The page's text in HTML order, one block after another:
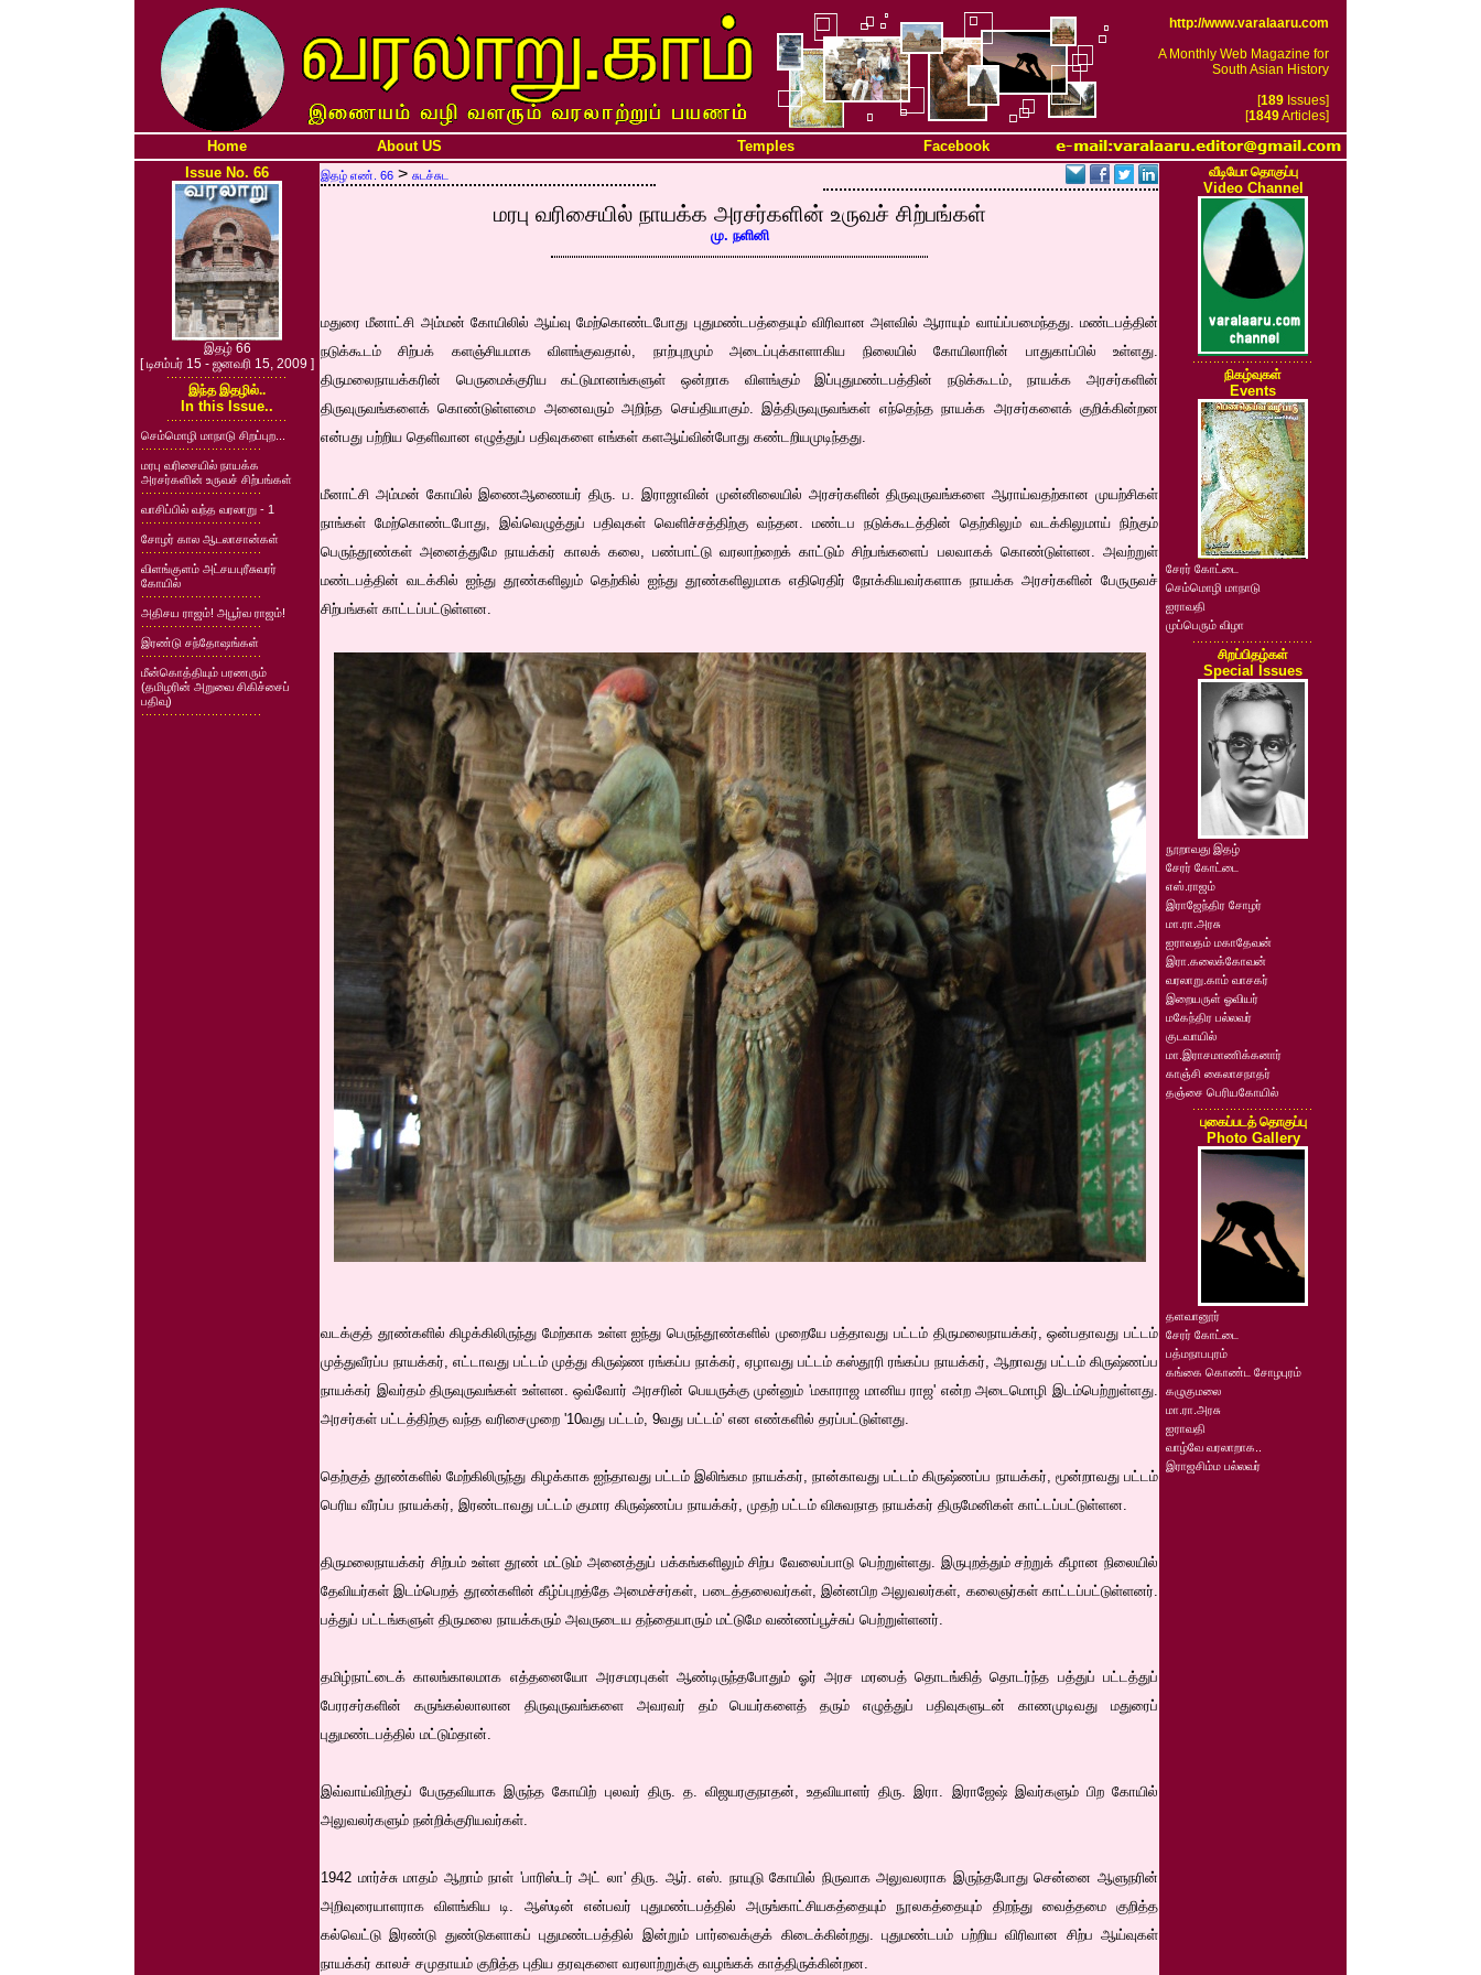
http://www.varalaaru.com
A Monthly Web Magazine for
South Asian History
[189Issues]
[1849Articles]
Home About US Temples
Facebook
Issue No. 66
இதழ் 66
[ டிசம்பர் 15 - ஜனவரி 15, 2009 ]
இந்த இதழில்..
In this Issue..
செம்மொழி மாநாடு சிறப்புற...
மரபு வரிசையில் நாயக்க
அரசர்களின் உருவச் சிற்பங்கள்
வாசிப்பில் வந்த வரலாறு - 1
சோழர் கால ஆடலாசான்கள்
விளங்குளம் அட்சயபுரீசுவரர்
கோயில்
அதிசய ராஜம்! அபூர்வ ராஜம்!
இரண்டு சந்தோஷங்கள்
மீன்கொத்தியும் பரணரும்
(தமிழரின் அறுவை சிகிச்சைப்
பதிவு)
இதழ் எண். 66 > சுடச்சுட
மரபு வரிசையில் நாயக்க அரசர்களின் உருவச் சிற்பங்கள்
மு. நளினி
மதுரை மீனாட்சி அம்மன் கோயிலில் ஆய்வு மேற்கொண்டபோது புதுமண்டபத்தையும் விரிவான அளவில் ஆராயும் வாய்ப்பமைந்தது. மண்டபத்தின்
நடுக்கூடம் சிற்பக் களஞ்சியமாக விளங்குவதால், நாற்புறமும் அடைப்புக்காளாகிய நிலையில் கோயிலாரின் பாதுகாப்பில் உள்ளது.
திருமலைநாயக்கரின் பெருமைக்குரிய கட்டுமானங்களுள் ஒன்றாக விளங்கும் இப்புதுமண்டபத்தின் நடுக்கூடம், நாயக்க அரசர்களின்
திருவுருவங்களைக் கொண்டுள்ளமை அனைவரும் அறிந்த செய்தியாகும். இத்திருவுருவங்கள் எந்தெந்த நாயக்க அரசர்களைக் குறிக்கின்றன
என்பது பற்றிய தெளிவான எழுத்துப் பதிவுகளை எங்கள் களஆய்வின்போது கண்டறியமுடிந்தது.
மீனாட்சி அம்மன் கோயில் இணைஆணையர் திரு. ப. இராஜாவின் முன்னிலையில் அரசர்களின் திருவுருவங்களை ஆராய்வதற்கான முயற்சிகள்
நாங்கள் மேற்கொண்டபோது, இவ்வெழுத்துப் பதிவுகள் வெளிச்சத்திற்கு வந்தன. மண்டப நடுக்கூடத்தின் தெற்கிலும் வடக்கிலுமாய் நிற்கும்
பெருந்தூண்கள் அனைத்துமே நாயக்கர் காலக் கலை, பண்பாட்டு வரலாற்றைக் காட்டும் சிற்பங்களைப் பலவாகக் கொண்டுள்ளன. அவற்றுள்
மண்டபத்தின் வடக்கில் ஐந்து தூண்களிலும் தெற்கில் ஐந்து தூண்களிலுமாக எதிரெதிர் நோக்கியவர்களாக நாயக்க அரசர்களின் பேருருவச்
சிற்பங்கள் காட்டப்பட்டுள்ளன.
வடக்குத் தூண்களில் கிழக்கிலிருந்து மேற்காக உள்ள ஐந்து பெருந்தூண்களில் முறையே பத்தாவது பட்டம் திருமலைநாயக்கர், ஒன்பதாவது பட்டம்
முத்துவீரப்ப நாயக்கர், எட்டாவது பட்டம் முத்து கிருஷ்ண ரங்கப்ப நாக்கர், ஏழாவது பட்டம் கஸ்தூரி ரங்கப்ப நாயக்கர், ஆறாவது பட்டம் கிருஷ்ணப்ப
நாயக்கர் இவர்தம் திருவுருவங்கள் உள்ளன. ஒவ்வோர் அரசரின் பெயருக்கு முன்னும் 'மகாராஜ மானிய ராஜ' என்ற அடைமொழி இடம்பெற்றுள்ளது.
அரசர்கள் பட்டத்திற்கு வந்த வரிசைமுறை '10வது பட்டம், 9வது பட்டம்' என எண்களில் தரப்பட்டுள்ளது.
தெற்குத் தூண்களில் மேற்கிலிருந்து கிழக்காக ஐந்தாவது பட்டம் இலிங்கம நாயக்கர், நான்காவது பட்டம் கிருஷ்ணப்ப நாயக்கர், மூன்றாவது பட்டம்
பெரிய வீரப்ப நாயக்கர், இரண்டாவது பட்டம் குமார கிருஷ்ணப்ப நாயக்கர், முதற் பட்டம் விசுவநாத நாயக்கர் திருமேனிகள் காட்டப்பட்டுள்ளன.
திருமலைநாயக்கர் சிற்பம் உள்ள தூண் மட்டும் அனைத்துப் பக்கங்களிலும் சிற்ப வேலைப்பாடு பெற்றுள்ளது. இருபுறத்தும் சற்றுக் கீழான நிலையில்
தேவியர்கள் இடம்பெறத் தூண்களின் கீழ்ப்புறத்தே அமைச்சர்கள், படைத்தலைவர்கள், இன்னபிற அலுவலர்கள், கலைஞர்கள் காட்டப்பட்டுள்ளனர்.
பத்துப் பட்டங்களுள் திருமலை நாயக்கரும் அவருடைய தந்தையாரும் மட்டுமே வண்ணப்பூச்சுப் பெற்றுள்ளனர்.
தமிழ்நாட்டைக் காலங்காலமாக எத்தனையோ அரசமரபுகள் ஆண்டிருந்தபோதும் ஓர் அரச மரபைத் தொடங்கித் தொடர்ந்த பத்துப் பட்டத்துப்
பேரரசர்களின் கருங்கல்லாலான திருவுருவங்களை அவரவர் தம் பெயர்களைத் தரும் எழுத்துப் பதிவுகளுடன் காணமுடிவது மதுரைப்
புதுமண்டபத்தில் மட்டும்தான்.
இவ்வாய்விற்குப் பேருதவியாக இருந்த கோயிற் புலவர் திரு. த. விஜயரகுநாதன், உதவியாளர் திரு. இரா. இராஜேஷ் இவர்களும் பிற கோயில்
அலுவலர்களும் நன்றிக்குரியவர்கள்.
1942 மார்ச்சு மாதம் ஆறாம் நாள் 'பாரிஸ்டர் அட் லா' திரு. ஆர். எஸ். நாயுடு கோயில் நிருவாக அலுவலராக இருந்தபோது சென்னை ஆளுநரின்
அறிவுரையாளராக விளங்கிய டி. ஆஸ்டின் என்பவர் புதுமண்டபத்தில் அருங்காட்சியகத்தையும் நூலகத்தையும் திறந்து வைத்தமை குறித்த
கல்வெட்டு இரண்டு துண்டுகளாகப் புதுமண்டபத்தில் இன்றும் பார்வைக்குக் கிடைக்கின்றது. புதுமண்டபம் பற்றிய விரிவான சிற்ப ஆய்வுகள்
நாயக்கர் காலச் சமுதாயம் குறித்த புதிய தரவுகளை வரலாற்றுக்கு வழங்கக் காத்திருக்கின்றன.
வீடியோ தொகுப்பு
Video Channel
நிகழ்வுகள்
Events
சேரர் கோட்டை
செம்மொழி மாநாடு
ஐராவதி
முப்பெரும் விழா
சிறப்பிதழ்கள்
Special Issues
நூறாவது இதழ்
சேரர் கோட்டை
எஸ்.ராஜம்
இராஜேந்திர சோழர்
மா.ரா.அரசு
ஐராவதம் மகாதேவன்
இரா.கலைக்கோவன்
வரலாறு.காம் வாசகர்
இறையருள் ஓவியர்
மகேந்திர பல்லவர்
குடவாயில்
மா.இராசமாணிக்கனார்
காஞ்சி கைலாசநாதர்
தஞ்சை பெரியகோயில்
புகைப்படத் தொகுப்பு
Photo Gallery
தளவானூர்
சேரர் கோட்டை
பத்மநாபபுரம்
கங்கை கொண்ட சோழபுரம்
கழுகுமலை
மா.ரா.அரசு
ஐராவதி
வாழ்வே வரலாறாக..
இராஜசிம்ம பல்லவர்